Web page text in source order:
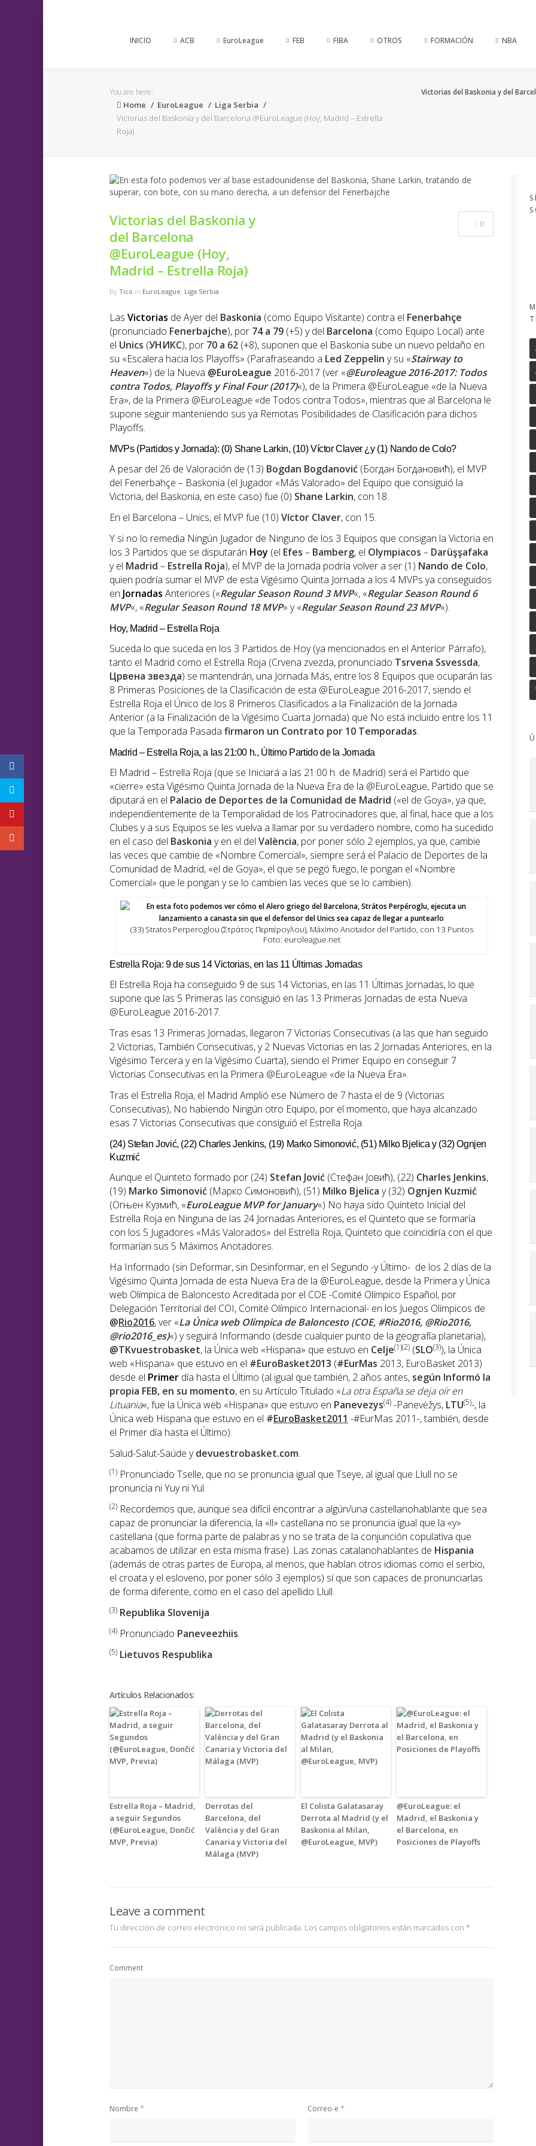
INICIO ACB EuroLeague FEB FIBA OTROS FORMACIÓN NBA
You are here:
Home EuroLeague
Liga Serbia
Victorias del Baskonia y del Barcelona @EuroLeague (Hoy, Madrid – Estrella
Roja)
Victorias del Baskonia y del
Victorias del Baskonia y
del Barcelona
@EuroLeague (Hoy,
Madrid – Estrella Roja)
By Tico in EuroLeague, Liga Serbia
0
Las Victorias de Ayer del Baskonia (como Equipo Visitante) contra el Fenerbahçe
(pronunciado Fenerbajche), por 74 a 79 (+5) y del Barcelona (como Equipo Local) ante
el Unics (УНИКС), por 70 a 62 (+8), suponen que el Baskonia sube un nuevo peldaño en
su «Escalera hacia los Playoffs» (Parafraseando a Led Zeppelin y su «Stairway to
Heaven«) de la Nueva @EuroLeague 2016-2017 (ver «@Euroleague 2016-2017: Todos
contra Todos, Playoffs y Final Four (2017)«), de la Primera @EuroLeague «de la Nueva
Era», de la Primera @EuroLeague «de Todos contra Todos», mientras que al Barcelona le
supone seguir manteniendo sus ya Remotas Posibilidades de Clasificación para dichos
Playoffs.
MVPs (Partidos y Jornada): (0) Shane Larkin, (10) Víctor Claver ¿y (1) Nando de Colo?
A pesar del 26 de Valoración de (13) Bogdan Bogdanović (Богдан Богдановић), el MVP
del Fenerbahçe – Baskonia (el Jugador «Más Valorado» del Equipo que consiguió la
Victoria, del Baskonia, en este caso) fue (0) Shane Larkin, con 18.
En el Barcelona – Unics, el MVP fue (10) Víctor Claver, con 15.
Y si no lo remedia Ningún Jugador de Ninguno de los 3 Equipos que consigan la Victoria en
los 3 Partidos que se disputarán Hoy (el Efes – Bamberg, el Olympiacos – Darüşşafaka
y el Madrid – Estrella Roja), el MVP de la Jornada podría volver a ser (1) Nando de Colo,
quien podría sumar el MVP de esta Vigésimo Quinta Jornada a los 4 MVPs ya conseguidos
en Jornadas Anteriores («Regular Season Round 3 MVP«, «Regular Season Round 6
MVP«, «Regular Season Round 18 MVP» y «Regular Season Round 23 MVP«).
Hoy, Madrid – Estrella Roja
Suceda lo que suceda en los 3 Partidos de Hoy (ya mencionados en el Anterior Párrafo),
tanto el Madrid como el Estrella Roja (Crvena zvezda, pronunciado Tsrvena Ssvessda,
Црвена звезда) se mantendrán, una Jornada Más, entre los 8 Equipos que ocuparán las
8 Primeras Posiciones de la Clasificación de esta @EuroLeague 2016-2017, siendo el
Estrella Roja el Único de los 8 Primeros Clasificados a la Finalización de la Jornada
Anterior (a la Finalización de la Vigésimo Cuarta Jornada) que No está incluido entre los 11
que la Temporada Pasada firmaron un Contrato por 10 Temporadas.
Madrid – Estrella Roja, a las 21:00 h., Último Partido de la Jornada
El Madrid – Estrella Roja (que se Iniciará a las 21:00 h. de Madrid) será el Partido que
«cierre» esta Vigésimo Quinta Jornada de la Nueva Era de la @EuroLeague, Partido que se
diputará en el Palacio de Deportes de la Comunidad de Madrid («el de Goya», ya que,
independientemente de la Temporalidad de los Patrocinadores que, al final, hace que a los
Clubes y a sus Equipos se les vuelva a llamar por su verdadero nombre, como ha sucedido
en el caso del Baskonia y en el del València, por poner sólo 2 ejemplos, ya que, cambie
las veces que cambie de «Nombre Comercial», siempre será el Palacio de Deportes de la
Comunidad de Madrid, «el de Goya», el que se pegó fuego, le pongan el «Nombre
Comercial» que le pongan y se lo cambien las veces que se lo cambien).
(33) Stratos Perperoglou (Στράτος Περπέρογλου), Máximo Anotador del Partido, con 13 Puntos
Foto: euroleague.net
Estrella Roja: 9 de sus 14 Victorias, en las 11 Últimas Jornadas
El Estrella Roja ha conseguido 9 de sus 14 Victorias, en las 11 Últimas Jornadas, lo que
supone que las 5 Primeras las consiguió en las 13 Primeras Jornadas de esta Nueva
@EuroLeague 2016-2017.
Tras esas 13 Primeras Jornadas, llegaron 7 Victorias Consecutivas (a las que han seguido
2 Victorias, También Consecutivas, y 2 Nuevas Victorias en las 2 Jornadas Anteriores, en la
Vigésimo Tercera y en la Vigésimo Cuarta), siendo el Primer Equipo en conseguir 7
Victorias Consecutivas en la Primera @EuroLeague «de la Nueva Era».
Tras el Estrella Roja, el Madrid Amplió ese Número de 7 hasta el de 9 (Victorias
Consecutivas), No habiendo Ningún otro Equipo, por el momento, que haya alcanzado
esas 7 Victorias Consecutivas que consiguió el Estrella Roja.
(24) Stefan Jović, (22) Charles Jenkins, (19) Marko Simonović, (51) Milko Bjelica y (32) Ognjen
Kuzmić
Aunque el Quinteto formado por (24) Stefan Jović (Стефан Јовић), (22) Charles Jenkins,
(19) Marko Simonović (Марко Симоновић), (51) Milko Bjelica y (32) Ognjen Kuzmić
(Огњен Кузмић, «EuroLeague MVP for January«) No haya sido Quinteto Inicial del
Estrella Roja en Ninguna de las 24 Jornadas Anteriores, es el Quinteto que se formaría
con los 5 Jugadores «Más Valorados» del Estrella Roja, Quinteto que coincidiría con el que
formarían sus 5 Máximos Anotadores.
Ha Informado (sin Deformar, sin Desinformar, en el Segundo -y Último- de los 2 días de la
Vigésimo Quinta Jornada de esta Nueva Era de la @EuroLeague, desde la Primera y Única
web Olímpica de Baloncesto Acreditada por el COE -Comité Olímpico Español, por
Delegación Territorial del COI, Comité Olímpico Internacional- en los Juegos Olímpicos de
@Rio2016, ver «La Única web Olímpica de Baloncesto (COE, #Rio2016, @Rio2016,
@rio2016_es)«) y seguirá Informando (desde cualquier punto de la geografía planetaria),
@TKvuestrobasket, la Única web «Hispana» que estuvo en Celje(1)(2) (SLO(3)), la Única
web «Hispana» que estuvo en el #EuroBasket2013 (#EurMas 2013, EuroBasket 2013)
desde el Primer día hasta el Último (al igual que también, 2 años antes, según Informó la
propia FEB, en su momento, en su Artículo Titulado «La otra España se deja oír en
Lituania«, fue la Única web «Hispana» que estuvo en Panevezys(4) -Panevėžys, LTU(5)-, la
Única web Hispana que estuvo en el #EuroBasket2011 -#EurMas 2011-, también, desde
el Primer día hasta el Último).
Salud-Salut-Saúde ydevuestrobasket.com.
(1) Pronunciado Tselle, que no se pronuncia igual que Tseye, al igual que Llull no se
pronuncia ni Yuy ni Yul.
(2) Recordemos que, aunque sea difícil encontrar a algún/una castellanohablante que sea
capaz de pronunciar la diferencia, la «ll» castellana no se pronuncia igual que la «y»
castellana (que forma parte de palabras y no se trata de la conjunción copulativa que
acabamos de utilizar en esta misma frase). Las zonas catalanohablantes de Hispania
(además de otras partes de Europa, al menos, que hablan otros idiomas como el serbio,
el croata y el esloveno, por poner sólo 3 ejemplos) sí que son capaces de pronunciarlas
de forma diferente, como en el caso del apellido Llull.
(3) Republika Slovenija
(4) Pronunciado Paneveezhiis.
(5) Lietuvos Respublika
Artículos Relacionados:
Estrella Roja – Madrid,
a seguir Segundos
(@EuroLeague, Dončić
MVP, Previa)
Derrotas del
Barcelona, del
València y del Gran
Canaria y Victoria del
Málaga (MVP)
El Colista Galatasaray
Derrota al Madrid (y el
Baskonia al Milan,
@EuroLeague, MVP)
@EuroLeague: el
Madrid, el Baskonia y
el Barcelona, en
Posiciones de Playoffs
Leave a comment
Tu dirección de correo electrónico no será publicada. Los campos obligatorios están marcados con *
Comment
Nombre * Correo-e *